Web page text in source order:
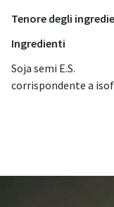
Tenore degli
Ingredienti
Soja semi E.S.
corrispondente a